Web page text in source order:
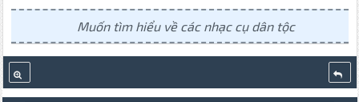
Muốn tìm hiểu về các nhạc cụ dân tộc